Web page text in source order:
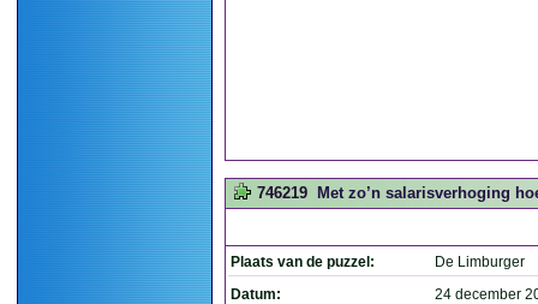
746219 Met zo’n salarisverhoging
Plaats van de puzzel:
De Limburger
Datum:
24 december